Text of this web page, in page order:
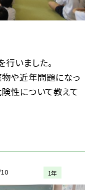
いました。
や近年問題になっ
性について教えて
1年